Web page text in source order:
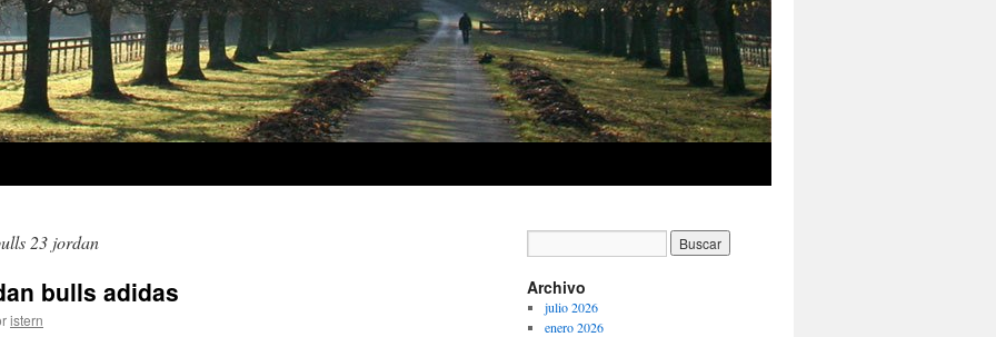
23 jordan
bulls adidas
istern
Archivo
julio 2026
enero 2026